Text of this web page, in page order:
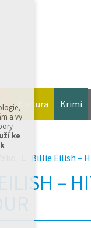
Kultura Krimi
Billie Eilish –
–
a vy
ke
.